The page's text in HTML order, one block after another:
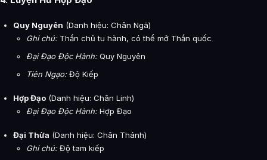
Quy Nguyên (Danh hiệu: Chân Ngã)
Ghi chú:Thần chủ tu hành, có thể mở Thần quốc
Đại Đạo Độc Hành:Quy Nguyên
Tiên Ngạo:Độ Kiếp
Hợp Đạo (Danh hiệu: Chân Linh)
Đại Đạo Độc Hành:Hợp Đạo
Đại Thừa (Danh hiệu: Chân Thánh)
Ghi chú:Độ tam kiếp